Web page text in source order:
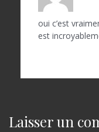
oui c’est
est
Laisser un